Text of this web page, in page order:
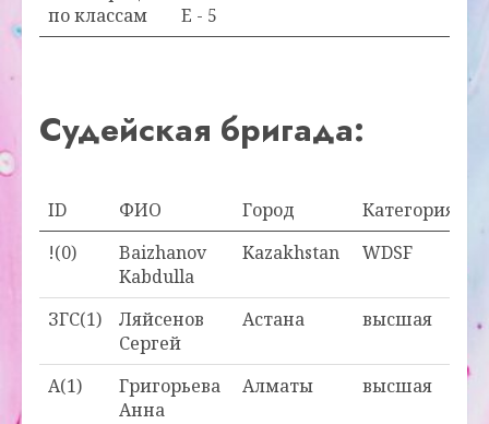
по классам
E - 5
Судейская бригада:
ID ФИО Город
Категория
!(0)
Baizhanov
Kabdulla
Kazakhstan WDSF
ЗГС(1)
Ляйсенов
Сергей
Астана высшая
A(1)
Григорьева
Анна
Алматы высшая